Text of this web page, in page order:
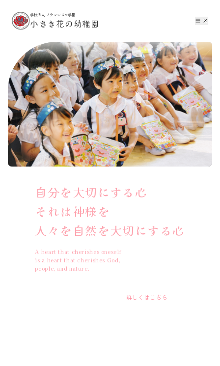
学校法人 フランシスコ学園
小さき花の幼稚園
自分を大切にする心
それは神様を
人々を自然を大切にする心
A heart that cherishes oneself
is a heart that cherishes God,
people, and nature.
詳しくはこちら